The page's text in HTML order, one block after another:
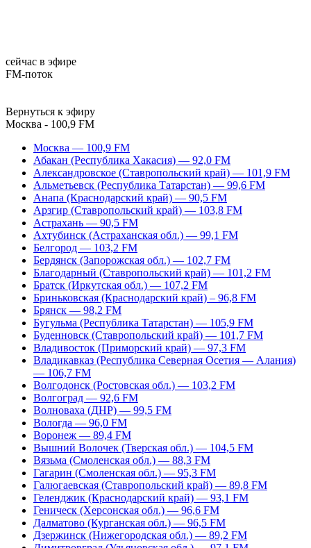
сейчас в эфире
FM-поток
Вернуться к эфиру
Москва - 100,9 FM
Москва — 100,9 FM
Абакан (Республика Хакасия) — 92,0 FM
Александровское (Ставропольский край) — 101,9 FM
Альметьевск (Республика Татарстан) — 99,6 FM
Анапа (Краснодарский край) — 90,5 FM
Арзгир (Ставропольский край) — 103,8 FM
Астрахань — 90,5 FM
Ахтубинск (Астраханская обл.) — 99,1 FM
Белгород — 103,2 FM
Бердянск (Запорожская обл.) — 102,7 FM
Благодарный (Ставропольский край) — 101,2 FM
Братск (Иркутская обл.) — 107,2 FM
Бриньковская (Краснодарский край) – 96,8 FM
Брянск — 98,2 FM
Бугульма (Республика Татарстан) — 105,9 FM
Буденновск (Ставропольский край) — 101,7 FM
Владивосток (Приморский край) — 97,3 FM
Владикавказ (Республика Северная Осетия — Алания)
— 106,7 FM
Волгодонск (Ростовская обл.) — 103,2 FM
Волгоград — 92,6 FM
Волноваха (ДНР) — 99,5 FM
Вологда — 96,0 FM
Воронеж — 89,4 FM
Вышний Волочек (Тверская обл.) — 104,5 FM
Вязьма (Смоленская обл.) — 88,3 FM
Гагарин (Смоленская обл.) — 95,3 FM
Галюгаевская (Ставропольский край) — 89,8 FM
Геленджик (Краснодарский край) — 93,1 FM
Геническ (Херсонская обл.) — 96,6 FM
Далматово (Курганская обл.) — 96,5 FM
Дзержинск (Нижегородская обл.) — 89,2 FM